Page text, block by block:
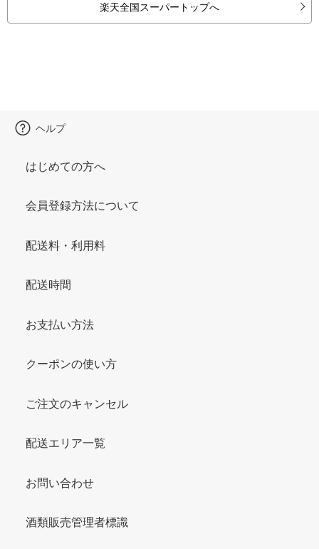
楽天全国スーパートップへ
ヘルプ
はじめての方へ
会員登録方法について
配送料・利用料
配送時間
お支払い方法
クーポンの使い方
ご注文のキャンセル
配送エリア一覧
お問い合わせ
酒類販売管理者標識